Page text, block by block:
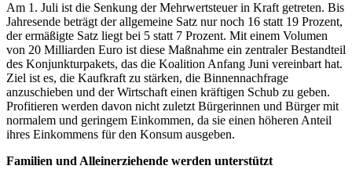
Am 1. Juli ist die Senkung der Mehrwertsteuer in Kraft getreten. Bis
Jahresende beträgt der allgemeine Satz nur noch 16 statt 19 Prozent,
der ermäßigte Satz liegt bei 5 statt 7 Prozent. Mit einem Volumen
von 20 Milliarden Euro ist diese Maßnahme ein zentraler Bestandteil
des Konjunkturpakets, das die Koalition Anfang Juni vereinbart hat.
Ziel ist es, die Kaufkraft zu stärken, die Binnennachfrage
anzuschieben und der Wirtschaft einen kräftigen Schub zu geben.
Profitieren werden davon nicht zuletzt Bürgerinnen und Bürger mit
normalem und geringem Einkommen, da sie einen höheren Anteil
ihres Einkommens für den Konsum ausgeben.
Familien und Alleinerziehende werden unterstützt